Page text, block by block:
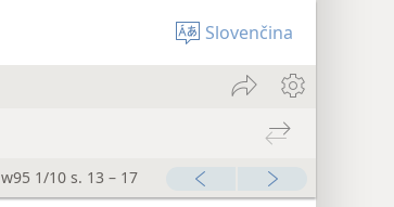
Slovenčina
w95 1/10 s. 13 – 17